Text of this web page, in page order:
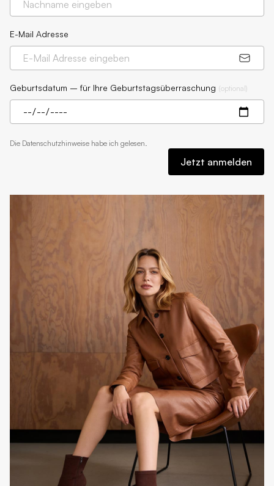
E-Mail Adresse
Geburtsdatum – für Ihre Geburtstagsüberraschung (optional)
Die Datenschutzhinweise habe ich gelesen.
Jetzt anmelden